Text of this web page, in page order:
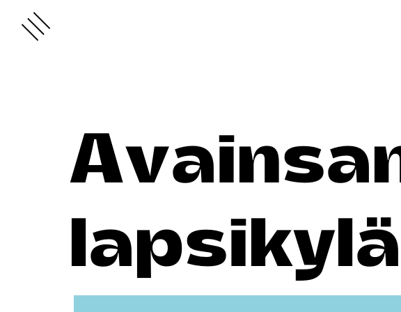
lapsikylä